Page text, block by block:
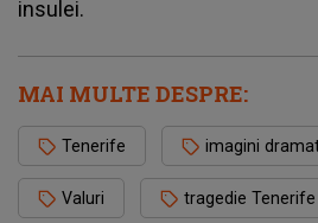
insulei.
MAI MULTE DESPRE:
Tenerife imagini
Valuri tragedie Tenerife